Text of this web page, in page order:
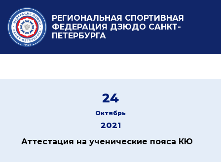
РЕГИОНАЛЬНАЯ СПОРТИВНАЯ
ФЕДЕРАЦИЯ ДЗЮДО САНКТ-
ПЕТЕРБУРГА
24
Октябрь
2021
Аттестация на ученические пояса КЮ